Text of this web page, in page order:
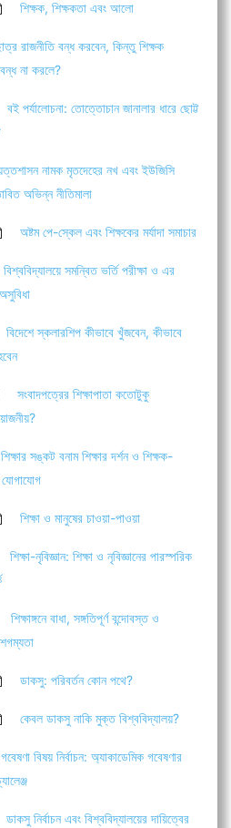
শিক্ষক, শিক্ষকতা এবং আলো
রাজনীতি বন্ধ করবেন, কিন্তু শিক্ষক
না করলে?
বই পর্যালোচনা: তোত্তোচান জানালার ধারে ছোট্ট
নামক মৃতদেহের নখ এবং ইউজিসি
অভিন্ন নীতিমালা
অষ্টম পে-স্কেল এবং শিক্ষকের মর্যাদা সমাচার
বিশ্ববিদ্যালয়ে সমন্বিত ভর্তি পরীক্ষা ও এর
বিদেশে স্কলারশিপ কীভাবে খুঁজবেন, কীভাবে
সংবাদপত্রের শিক্ষাপাতা কতোটুকু
শিক্ষার সঙ্কট বনাম শিক্ষার দর্শন ও শিক্ষক-
যোগাযোগ
শিক্ষা ও মানুষের চাওয়া-পাওয়া
শিক্ষা-নৃবিজ্ঞান: শিক্ষা ও নৃবিজ্ঞানের পারস্পরিক
শিক্ষাঙ্গনে বাধা, সঙ্গতিপূর্ণ বন্দোবস্ত ও
ডাকসু: পরিবর্তন কোন পথে?
কেবল ডাকসু নাকি মুক্ত বিশ্ববিদ্যালয়?
গবেষণা বিষয় নির্বাচন: অ্যাকাডেমিক গবেষণার
ডাকসু নির্বাচন এবং বিশ্ববিদ্যালয়ের দায়িত্বের